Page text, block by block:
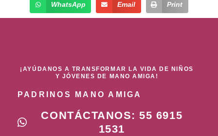
WhatsApp Email Print
¡AYÚDANOS A TRANSFORMAR LA VIDA DE NIÑOS
Y JÓVENES DE MANO AMIGA!
PADRINOS MANO AMIGA
CONTÁCTANOS: 55 6915
1531